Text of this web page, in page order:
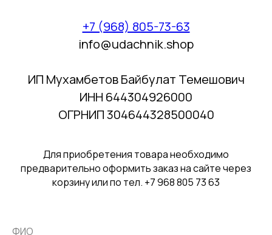
+7 (968) 805-73-63
info@udachnik.shop
ИП Мухамбетов Байбулат Темешович
ИНН 644304926000
ОГРНИП 304644328500040
Для приобретения товара необходимо
предварительно оформить заказ на сайте через
корзину или по тел. +7 968 805 73 63